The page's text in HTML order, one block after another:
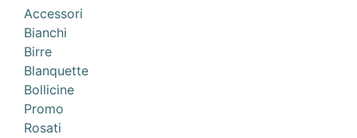
Accessori
Bianchi
Birre
Blanquette
Bollicine
Promo
Rosati